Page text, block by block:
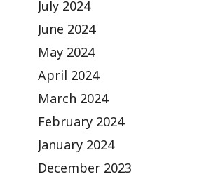
July 2024
June 2024
May 2024
April 2024
March 2024
February 2024
January 2024
December 2023